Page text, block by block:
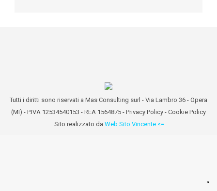
Tutti i diritti sono riservati a Mas Consulting surl - Via Lambro 36 - Opera
(MI) - P.IVA 12534540153 - REA 1564875 - Privacy Policy - Cookie Policy
Sito realizzato da Web Sito Vincente <=